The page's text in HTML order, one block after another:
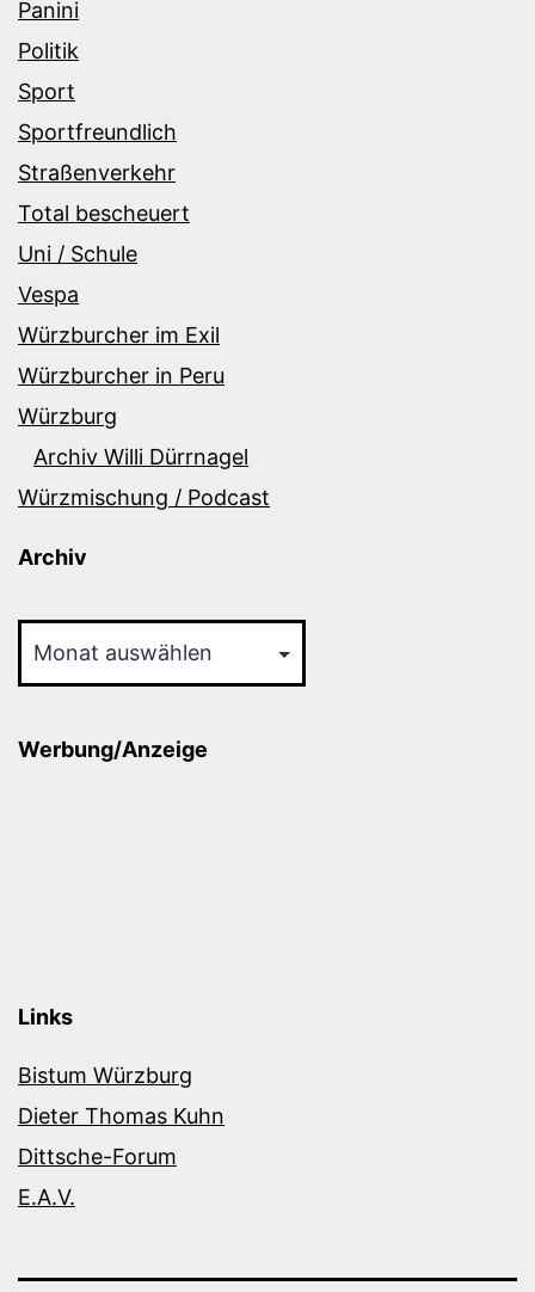
Panini
Politik
Sport
Sportfreundlich
Straßenverkehr
Total bescheuert
Uni / Schule
Vespa
Würzburcher im Exil
Würzburcher in Peru
Würzburg
Archiv Willi Dürrnagel
Würzmischung / Podcast
Archiv
Werbung/Anzeige
Links
Bistum Würzburg
Dieter Thomas Kuhn
Dittsche-Forum
E.A.V.